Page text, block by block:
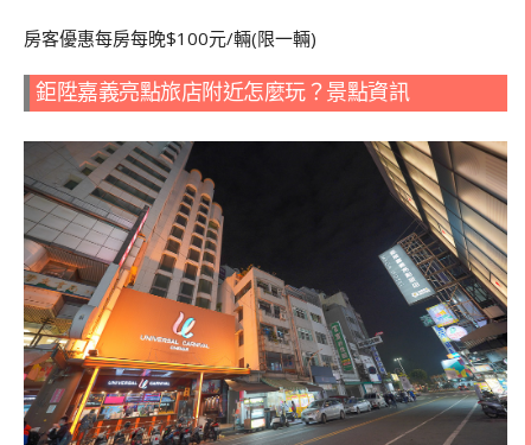
房客優惠每房每晚$100元/輛(限一輛)
鉅陞嘉義亮點旅店附近怎麼玩？景點資訊